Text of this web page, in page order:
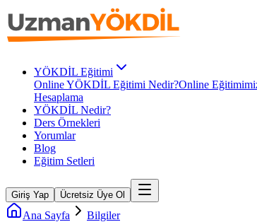
YÖKDİL Eğitimi
Online YÖKDİL Eğitimi Nedir?Online
Hesaplama
YÖKDİL Nedir?
Ders Örnekleri
Yorumlar
Blog
Eğitim Setleri
Giriş Yap Ücretsiz Üye Ol
Ana Sayfa Bilgiler